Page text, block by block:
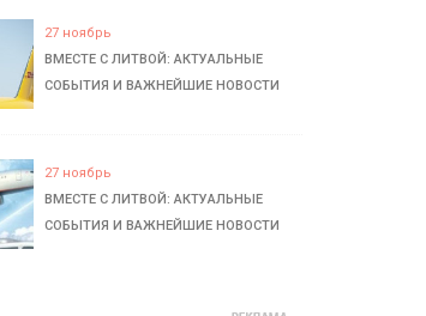
27 ноябрь
ВМЕСТЕ С ЛИТВОЙ: АКТУАЛЬНЫЕ
СОБЫТИЯ И ВАЖНЕЙШИЕ НОВОСТИ
27 ноябрь
ВМЕСТЕ С ЛИТВОЙ: АКТУАЛЬНЫЕ
СОБЫТИЯ И ВАЖНЕЙШИЕ НОВОСТИ